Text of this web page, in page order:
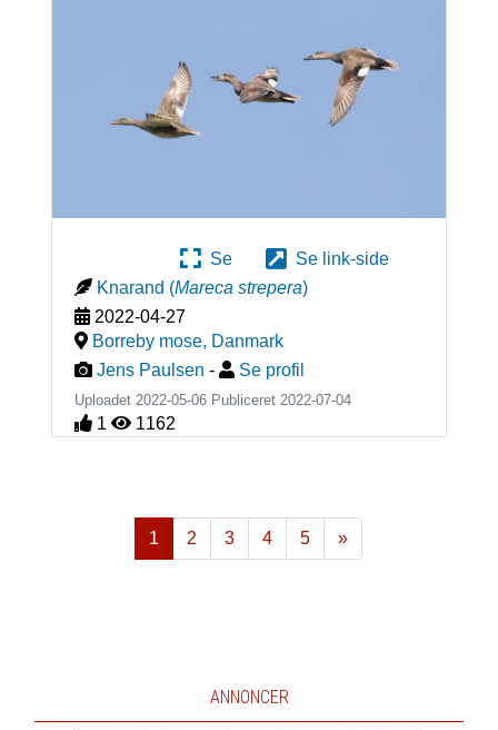
Se
Se link-side
Knarand (Mareca strepera)
2022-04-27
Borreby mose, Danmark
Jens Paulsen - Se profil
Uploadet 2022-05-06 Publiceret 2022-07-04
1 1162
1 2 3 4 5
»
Næste
ANNONCER